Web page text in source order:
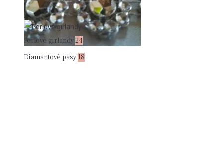
Diamantové pásy 18
Perlové girlandy24